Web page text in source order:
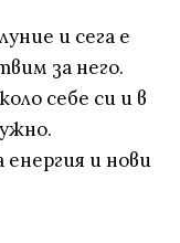
и сега е
за него.
себе си и в
и нови